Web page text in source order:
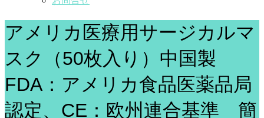
アメリカ医療用サージカルマ
スク（50枚入り）中国製
FDA：アメリカ食品医薬品局
認定、CE：欧州連合基準 簡